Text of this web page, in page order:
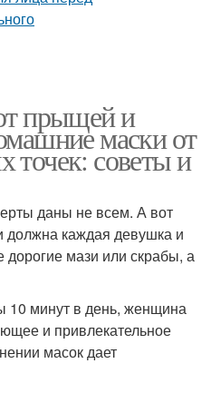
прыщей и
маски от
советы и
даны не всем. А вот
должна каждая девушка и
мази или скрабы, а
10 минут в день, женщина
и привлекательное
масок дает